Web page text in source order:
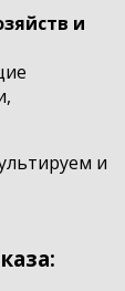
и
и